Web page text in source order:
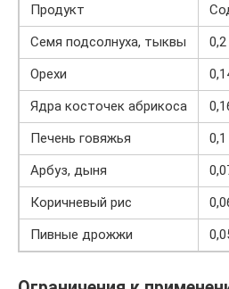
Продукт
Семя подсолнуха, тыквы
0,2
Орехи
Ядра косточек абрикоса
Печень говяжья
0,1
Арбуз, дыня
Коричневый рис
Пивные дрожжи